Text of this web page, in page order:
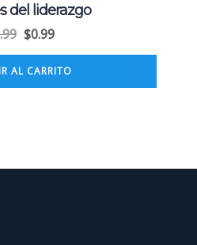
del liderazgo
$0.99
AL CARRITO